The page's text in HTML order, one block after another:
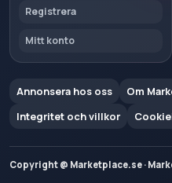
Registrera
Mitt konto
Annonsera hos oss Om
Integritet och villkor
Copyright @ Marketplace.se ·